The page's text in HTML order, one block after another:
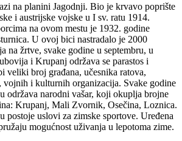
na planini Jagodnji. Bio je krvavo poprište
i austrijske vojske u I sv. ratu 1914.
na ovom mestu je 1932. godine
U ovoj bici nastradalo je 2000
na žrtve, svake godine u septembru, u
i Krupanj održava se parastos i
veliki broj građana, učesnika ratova,
vojnih i kulturnih organizacija. Svake godine
održava narodni vašar, koji okuplja brojne
Krupanj, Mali Zvornik, Osečina, Loznica.
postoje uslovi za zimske sportove. Uređena
mogućnost uživanja u lepotoma zime.